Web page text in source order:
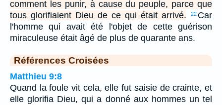
comment les punir, à cause du peuple, parce que
tous glorifiaient Dieu de ce qui était arrivé.
22 Car
l'homme qui avait été l'objet de cette guérison
miraculeuse était âgé de plus de quarante ans.
Références Croisées
Matthieu 9:8
Quand la foule vit cela, elle fut saisie de crainte, et
elle glorifia Dieu, qui a donné aux hommes un tel